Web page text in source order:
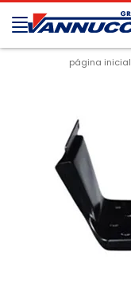
página inicial